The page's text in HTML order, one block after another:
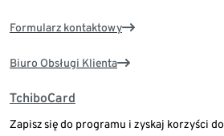
Formularz kontaktowy
Biuro Obsługi Klienta
TchiboCard
Zapisz się do programu i zyskaj korzyści